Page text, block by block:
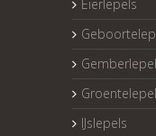
Eierlepels
IJslepels